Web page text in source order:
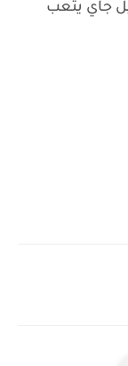
جاي يتعب